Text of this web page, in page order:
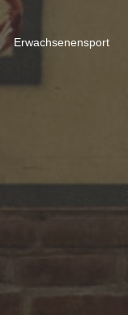
Erwachsenensport